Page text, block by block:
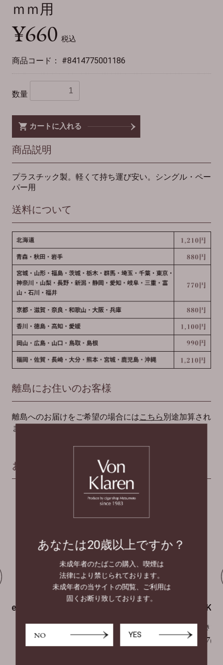
ｍｍ用
¥660 税込
商品コード： #8414775001186
数量
カートに入れる
商品説明
プラスチック製。軽くて持ち運び安い。シングル・ペー
パー用
送料について
離島にお住いのお客様
離島へのお届けをご希望の場合にはこちら 別途加算され
ます。
おすすめ商品
手巻きたばこ
¥990
【VK-
手巻きた
¥870
あなたは20歳以上ですか？
未成年者のたばこの購入、喫煙は
法律により禁じられております。
未成年者の当サイトの閲覧、ご利用は
固くお断り致しております。
NO YES